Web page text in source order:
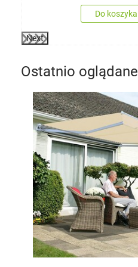
Do koszyka
Next
Ostatnio oglądane